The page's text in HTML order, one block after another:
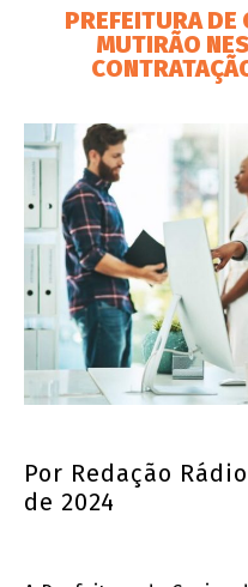
PREFEITURA DE
MUTIRÃO
Por Redação
de 2024